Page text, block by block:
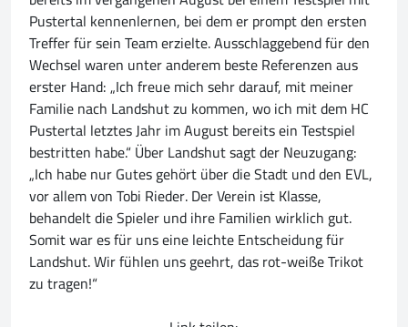
Pustertal kennenlernen, bei dem er prompt den ersten
Treffer für sein Team erzielte. Ausschlaggebend für den
Wechsel waren unter anderem beste Referenzen aus
erster Hand: „Ich freue mich sehr darauf, mit meiner
Familie nach Landshut zu kommen, wo ich mit dem HC
Pustertal letztes Jahr im August bereits ein Testspiel
bestritten habe.“ Über Landshut sagt der Neuzugang:
„Ich habe nur Gutes gehört über die Stadt und den EVL,
vor allem von Tobi Rieder. Der Verein ist Klasse,
behandelt die Spieler und ihre Familien wirklich gut.
Somit war es für uns eine leichte Entscheidung für
Landshut. Wir fühlen uns geehrt, das rot-weiße Trikot
zu tragen!“